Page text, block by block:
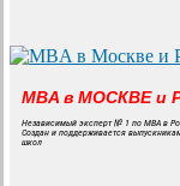
MBA в МОСКВЕ и
Независимый эксперт № 1 по MBA в
Создан и поддерживается
школ